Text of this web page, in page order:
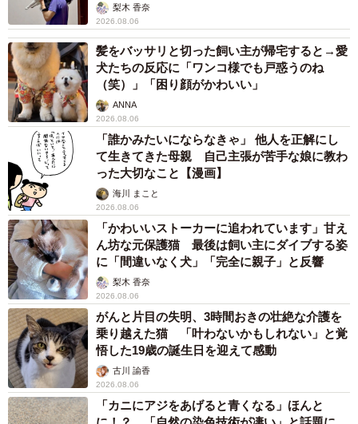
梨木 香奈
2026.08.06
髪をバッサリと切った飼い主が帰宅すると→愛
犬たちの反応に「ワンコ様でも戸惑うのね
（笑）」「困り顔がかわいい」
ANNA
2026.08.06
「誰かみたいにならなきゃ」 他人を正解にし
て生きてきた母親 自己主張が苦手な娘に教わ
った大切なこと【漫画】
海川 まこと
2026.08.06
「かわいいストーカーに追われています」甘え
ん坊な元保護猫 最後は飼い主にダイブする姿
に「間違いなく犬」「完全に親子」と反響
梨木 香奈
2026.08.06
がんと片目の失明、3時間おきの壮絶な介護を
乗り越えた猫 「叶わないかもしれない」と覚
悟した19歳の誕生日を迎えて感動
古川 諭香
2026.08.06
「カニにアジをあげると青くなる」ほんと